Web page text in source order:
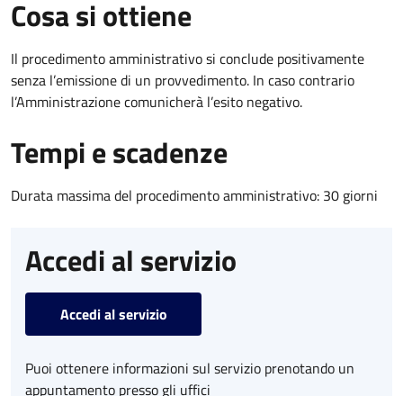
Cosa si ottiene
Il procedimento amministrativo si conclude positivamente
senza l’emissione di un provvedimento. In caso contrario
l’Amministrazione comunicherà l’esito negativo.
Tempi e scadenze
Durata massima del procedimento amministrativo: 30 giorni
Accedi al servizio
Accedi al servizio
Puoi ottenere informazioni sul servizio prenotando un
appuntamento presso gli uffici